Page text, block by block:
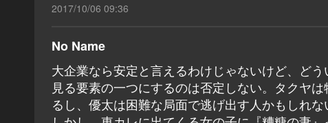
2017/10/06 09:36
No Name
大企業なら安定と言えるわけじゃないけど、ど
見る要素の一つにするのは否定しない。タクヤ
るし、優太は困難な局面で逃げ出す人かもしれな